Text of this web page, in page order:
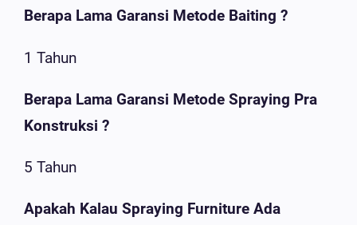
Berapa Lama Garansi Metode Baiting ?
1 Tahun
Berapa Lama Garansi Metode Spraying Pra
Konstruksi ?
5 Tahun
Apakah Kalau Spraying Furniture Ada